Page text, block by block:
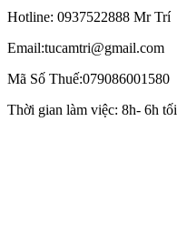
Hotline: 0937522888 Mr Trí
Email:tucamtri@gmail.com
Mã Số Thuế:079086001580
Thời gian làm việc: 8h- 6h tối